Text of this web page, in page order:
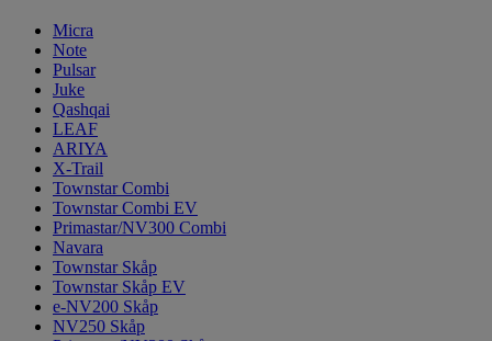
Micra
Note
Pulsar
Juke
Qashqai
LEAF
ARIYA
X-Trail
Townstar Combi
Townstar Combi EV
Primastar/NV300 Combi
Navara
Townstar Skåp
Townstar Skåp EV
e-NV200 Skåp
NV250 Skåp